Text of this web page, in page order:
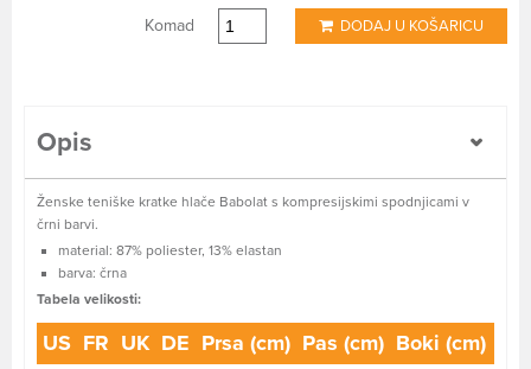
Komad
DODAJ U KOŠARICU
Opis
Ženske teniške kratke hlače Babolat s kompresijskimi spodnjicami v
črni barvi.
material: 87% poliester, 13% elastan
barva: črna
Tabela velikosti:
US FR UK DE Prsa (cm) Pas (cm) Boki (cm)